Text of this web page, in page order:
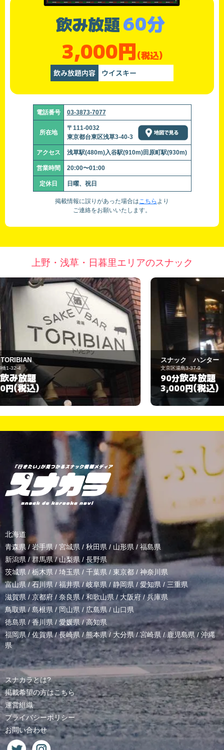
飲み放題60分
3,000円(税込)
飲み放題内容 ウイスキー
電話番号 03-3873-7077
所在地
〒111-0032
東京都台東区浅草3-40-3
アクセス 浅草駅(480m)入谷駅(910m)田原町駅(930m)
営業時間 20:00〜01:00
定休日 日曜、祝日
掲載情報に誤りがあった場合はこちら より
ご連絡をお願いいたします。
上野・浅草・日暮里エリアのスナック
スナック ハンター
文京区湯島3-37-9
90分
3,000円(税込)
北海道
青森県 / 岩手県/ 宮城県 / 秋田県 / 山形県/ 福島県
新潟県 /群馬県/山梨県 / 長野県
茨城県 / 栃木県 / 埼玉県 / 千葉県 / 東京都 / 神奈川県
富山県 /石川県/福井県/岐阜県 / 静岡県 / 愛知県 / 三重県
滋賀県 / 京都府 / 奈良県 / 和歌山県/ 大阪府 /兵庫県
鳥取県/ 島根県 /岡山県/ 広島県 / 山口県
徳島県 /香川県 / 愛媛県/高知県
福岡県/佐賀県/長崎県 /熊本県/ 大分県/宮崎県 /鹿児島県 / 沖縄
県
スナカラとは?
掲載希望の方はこちら
運営組織
プライバシーポリシー
お問い合わせ